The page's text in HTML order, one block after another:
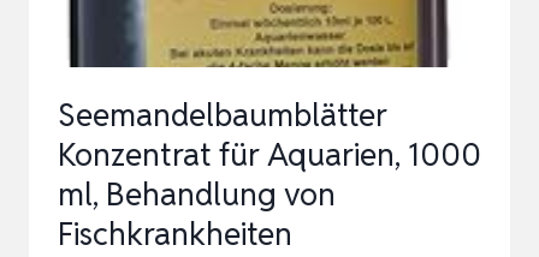
VORBEUGUNG
KRAN…
Seemandelbaumblätter
Konzentrat für Aquarien, 1000
ml, Behandlung von
Fischkrankheiten